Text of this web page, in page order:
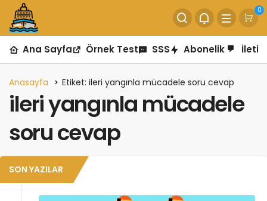
0
Ana Sayfa Örnek Test SSS Abonelik
Anasayfa Etiket: ileri yangınla mücadele soru cevap
ileri yangınla mücadele
soru cevap
SON YAZILAR